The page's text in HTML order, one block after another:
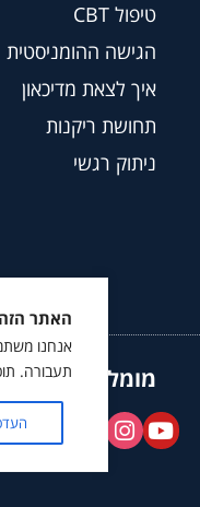
האתר
אנחנו
תעבורה.
טיפול CBT
הגישה ההומניסטית
איך לצאת מדיכאון
תחושת ריקנות
ניתוק רגשי
מומלץ לעקוב